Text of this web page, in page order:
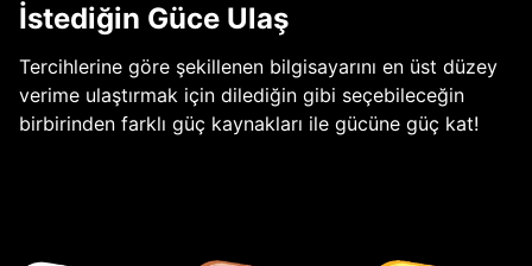
İstediğin Güce Ulaş
Tercihlerine göre şekillenen bilgisayarını en üst düzey
verime ulaştırmak için dilediğin gibi seçebileceğin
birbirinden farklı güç kaynakları ile gücüne güç kat!